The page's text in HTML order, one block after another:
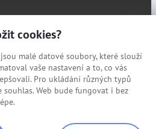
cookies?
malé datové soubory, které slouží
vaše nastavení a to, co vás
Pro ukládání různých typů
Web bude fungovat i bez